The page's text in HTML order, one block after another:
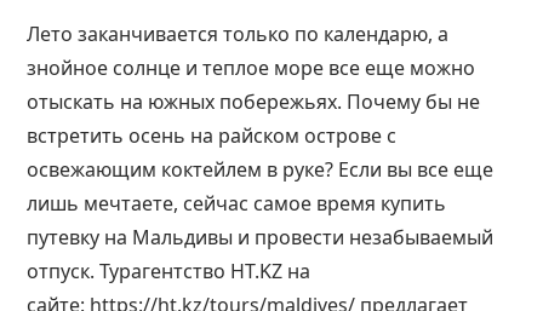
Лето заканчивается только по календарю, а
знойное солнце и теплое море все еще можно
отыскать на южных побережьях. Почему бы не
встретить осень на райском острове с
освежающим коктейлем в руке? Если вы все еще
лишь мечтаете, сейчас самое время купить
путевку на Мальдивы и провести незабываемый
отпуск. Турагентство HT.KZ на
сайте: https://ht.kz/tours/maldives/ предлагает